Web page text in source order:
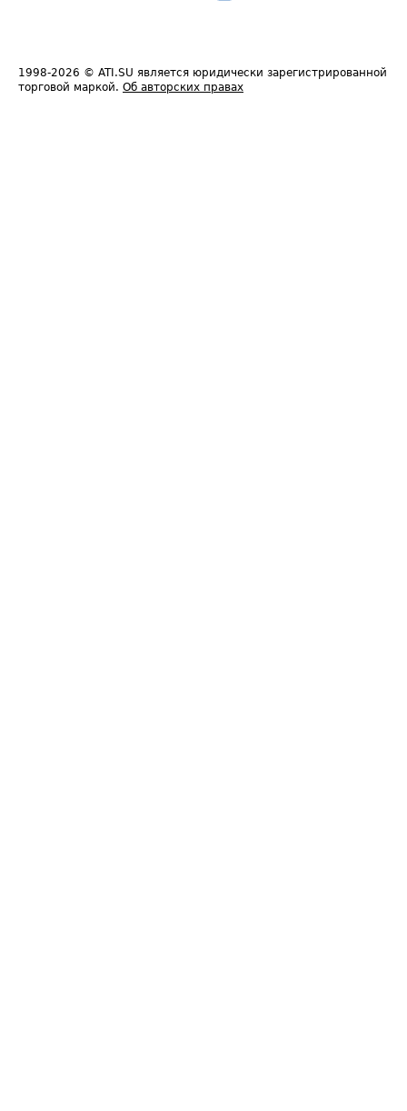
1998-2026 © ATI.SU является юридически зарегистрированной
торговой маркой. Об авторских правах